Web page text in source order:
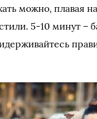
можно, плавая
5-10 минут –